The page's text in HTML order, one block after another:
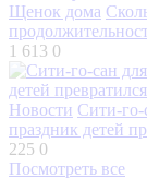
Щенок дома
1 613 0
Новости Сити-го-
праздник детей
225 0
Посмотреть все